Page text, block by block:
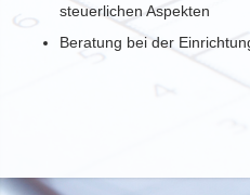
steuerlichen Aspekten
Beratung bei der